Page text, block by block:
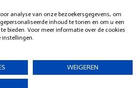
analyse van onze bezoekersgegevens, om
inhoud te tonen en om u een
bieden. Voor meer informatie over de cookies
instellingen.
WEIGEREN